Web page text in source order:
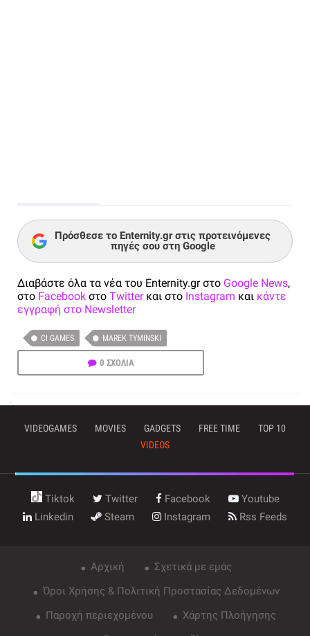
Πρόσθεσε το Enternity.gr στις προτεινόμενες
πηγές σου στη Google
Διαβάστε όλα τα νέα του Enternity.gr στο Google News,
στο Facebook στο Twitterκαι στο Instagram και κάντε
εγγραφή στο Newsletter
CI GAMES MAREK TYMINSKI
0 ΣΧΟΛΙΑ
VIDEOGAMES MOVIES GADGETS FREE TIME
TOP 10
VIDEOS
Tiktok Twitter Facebook
Youtube
Linkedin
Steam Instagram Rss Feeds
Αρχική
Σχετικά με εμάς
Όροι Χρήσης & Πολιτική Προστασίας Δεδομένων
Παροχή περιεχομένου
Χάρτης Πλοήγησης